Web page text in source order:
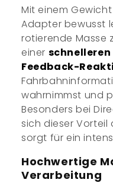
Mit einem
Adapter bewusst
rotierende Masse
einer
Feedback-
wahrnimmst und
Besonders bei
sich dieser
sorgt für ein
Hochwertige
Verarbeitung